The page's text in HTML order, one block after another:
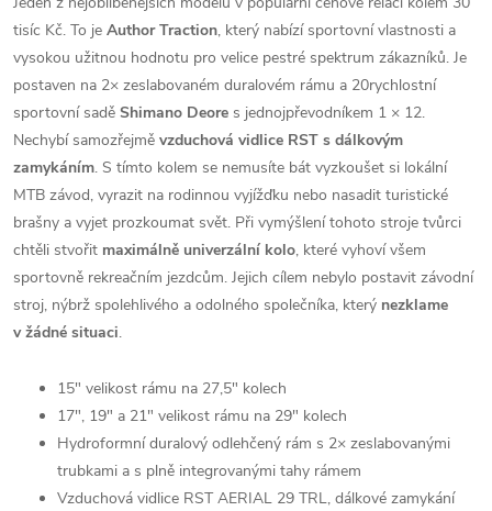
tisíc Kč. To je Author Traction, který nabízí sportovní vlastnosti a
vysokou užitnou hodnotu pro velice pestré spektrum zákazníků. Je
postaven na 2× zeslabovaném duralovém rámu a 20rychlostní
sportovní sadě Shimano Deore s jednojpřevodníkem 1 × 12.
Nechybí samozřejmě vzduchová vidlice RST s dálkovým
zamykáním. S tímto kolem se nemusíte bát vyzkoušet si lokální
MTB závod, vyrazit na rodinnou vyjížďku nebo nasadit turistické
brašny a vyjet prozkoumat svět. Při vymýšlení tohoto stroje tvůrci
chtěli stvořit maximálně univerzální kolo, které vyhoví všem
sportovně rekreačním jezdcům. Jejich cílem nebylo postavit závodní
stroj, nýbrž spolehlivého a odolného společníka, který nezklame
v žádné situaci.
15" velikost rámu na 27,5" kolech
17", 19" a 21" velikost rámu na 29" kolech
Hydroformní duralový odlehčený rám s 2× zeslabovanými
trubkami a s plně integrovanými tahy rámem
Vzduchová vidlice RST AERIAL 29 TRL, dálkové zamykání